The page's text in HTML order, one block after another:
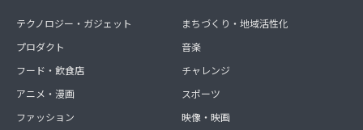
テクノロジー・ガジェット
プロダクト
フード・飲食店
アニメ・漫画
ファッション
まちづくり・地域活性化
音楽
チャレンジ
スポーツ
映像・映画